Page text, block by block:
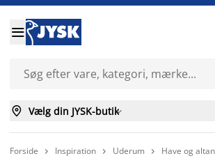

 Vælg din JYSK-butik
Forside  Inspiration  Uderum  Have og altan